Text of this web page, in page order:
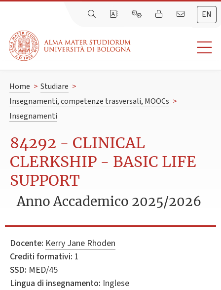
EN
Home > Studiare >
Insegnamenti, competenze trasversali, MOOCs >
Insegnamenti
84292 - CLINICAL
CLERKSHIP - BASIC LIFE
SUPPORT
Anno Accademico 2025/2026
Docente: Kerry Jane Rhoden
Crediti formativi: 1
SSD: MED/45
Lingua di insegnamento: Inglese